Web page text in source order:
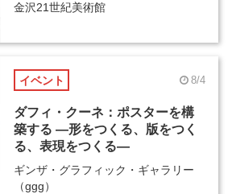
金沢21世紀美術館
イベント 8/4
ダフィ・クーネ：ポスターを構
築する ―形をつくる、版をつく
る、表現をつくる―
ギンザ・グラフィック・ギャラリー
（ggg）